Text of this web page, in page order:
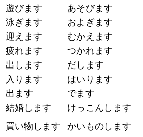
遊びます
あそびます
泳ぎます
およぎます
迎えます
むかえます
疲れます
つかれます
出します
だします
入ります
はいります
出ます
でます
結婚します
けっこんします
買い物します
かいものします